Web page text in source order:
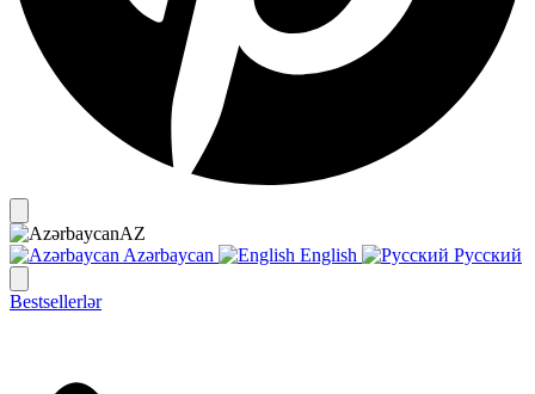
AZ
Azərbaycan
English Русский
Bestsellerlər